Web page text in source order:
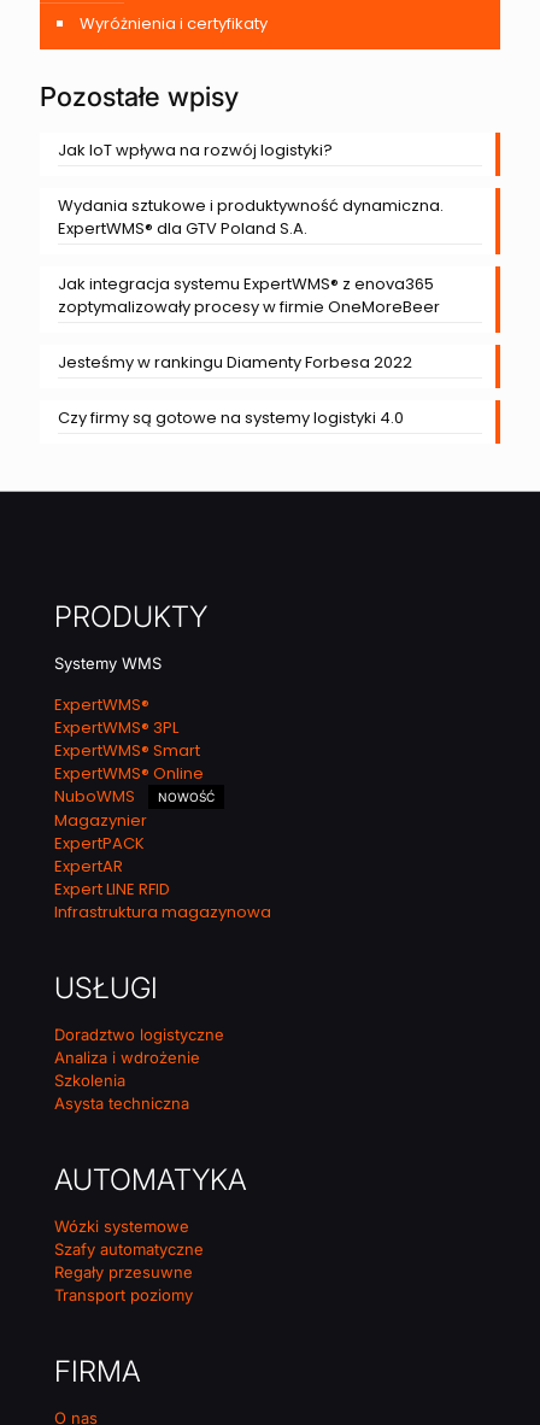
Wyróżnienia i certyfikaty
Pozostałe wpisy
Jak IoT wpływa na rozwój logistyki?
Wydania sztukowe i produktywność dynamiczna.
ExpertWMS® dla GTV Poland S.A.
Jak integracja systemu ExpertWMS® z enova365
zoptymalizowały procesy w firmie OneMoreBeer
Jesteśmy w rankingu Diamenty Forbesa 2022
Czy firmy są gotowe na systemy logistyki 4.0
PRODUKTY
Systemy WMS
ExpertWMS®
ExpertWMS® 3PL
ExpertWMS® Smart
ExpertWMS® Online
NuboWMS
NOWOŚĆ
Magazynier
ExpertPACK
ExpertAR
Expert LINE RFID
Infrastruktura magazynowa
USŁUGI
Doradztwo logistyczne
Analiza i wdrożenie
Szkolenia
Asysta techniczna
AUTOMATYKA
Wózki systemowe
Szafy automatyczne
Regały przesuwne
Transport poziomy
FIRMA
O nas